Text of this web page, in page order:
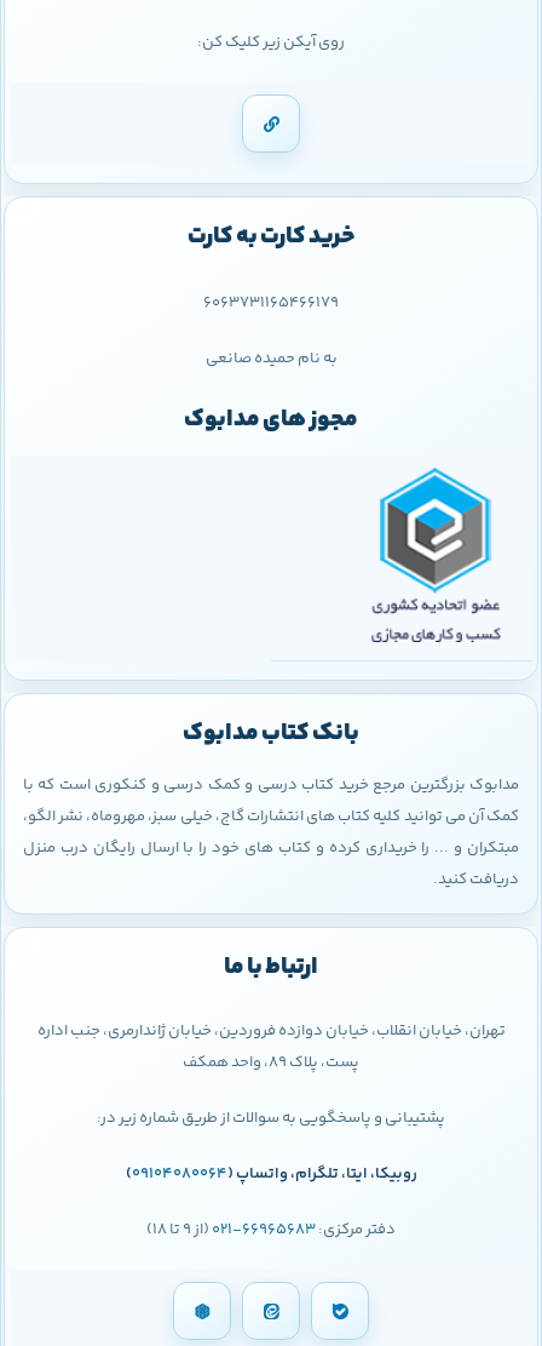
روی آیکن زیر کلیک کن:
خرید کارت به کارت
6063731165466179
به نام حمیده صانعی
مجوز های مدابوک
بانک کتاب مدابوک
مدابوک بزرگترین مرجع خرید کتاب درسی و کمک درسی و کنکوری است که با
کمک آن می توانید کلیه کتاب های انتشارات گاج، خیلی سبز، مهروماه، نشر الگو،
مبتکران و ... را خریداری کرده و کتاب های خود را با ارسال رایگان درب منزل
دریافت کنید.
ارتباط با ما
تهران، خیابان انقلاب، خیابان دوازده فروردین، خیابان ژاندارمری، جنب اداره
پست، پلاک 89، واحد همکف
پشتیبانی و پاسخگویی به سوالات از طریق شماره زیر در:
روبیکا، ایتا، تلگرام، واتساپ (09104080064
)
دفتر مرکزی:66965683-021 (از 9 تا 18)